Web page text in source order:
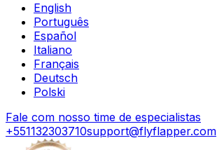
English
Português
Español
Italiano
Français
Deutsch
Polski
Fale com nosso time de especialistas
+551132303710support@flyflapper.com